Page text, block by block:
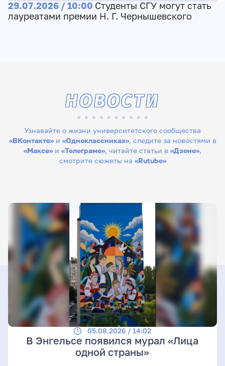
29.07.2026 / 10:00 Студенты СГУ могут стать
лауреатами премии Н. Г. Чернышевского
Узнавайте о жизни университетского сообщества
«ВКонтакте»и «Одноклассниках», следите за новостями в
«Максе» и «Телеграме», читайте статьи в «Дзене»,
смотрите сюжеты на «Rutube»
НОВОСТИ
05.08.2026 / 14:02
В Энгельсе появился мурал «Лица
одной страны»